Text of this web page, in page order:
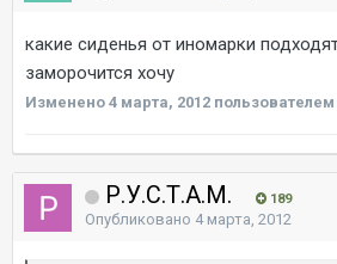
какие сиденья от иномарки
заморочится хочу
Изменено 4 марта, 2012
Р.У.С.Т.А.М. 189
Опубликовано 4 марта, 2012